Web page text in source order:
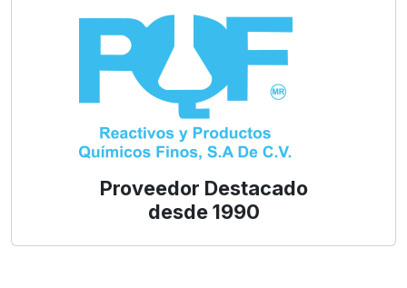
Proveedor Destacado
desde 1990